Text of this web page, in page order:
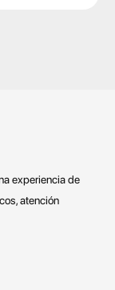
experiencia de
atención